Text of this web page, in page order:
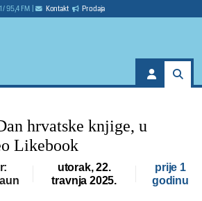
/ 95,4 FM Kontakt Prodaja
hrvatske knjige, u
Likebook
utorak, 22.
travnja 2025.
prije 1
godinu